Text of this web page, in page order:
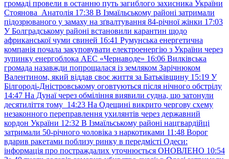
громаді провели в останню путь загиблого захисника України
Стоянова Анатолія 17:38 В Ізмаїльському районі затримали
підозрюваного у замаху на зґвалтування 84-річної жінки 17:03
У Болградському районі встановили карантин щодо
африканської чуми свиней 16:41 Румунська енергетична
компанія почала закуповувати електроенергію з України через
зупинку енергоблока АЕС «Чернаводе» 16:06 Вилківська
громада назавжди попрощалася із земляком Зарічнюком
Валентином, який віддав своє життя за Батьківщину 15:19 У
Білгороді-Дністровському оговтуються після нічного обстрілу
14:47 На Дунаї через обміління виявили судна, що затонули
десятиліття тому 14:23 На Одещині викрито чергову схему
незаконного переправлення ухилянтів через державний
кордон України 12:32 В Ізмаїльському районі нацгвардійці
затримали 50-річного чоловіка з наркотиками 11:48 Ворог
вдарив ракетами поблизу ринку в передмісті Одеси:
інформація про постраждалих уточнюється ОНОВЛЕНО 10:54